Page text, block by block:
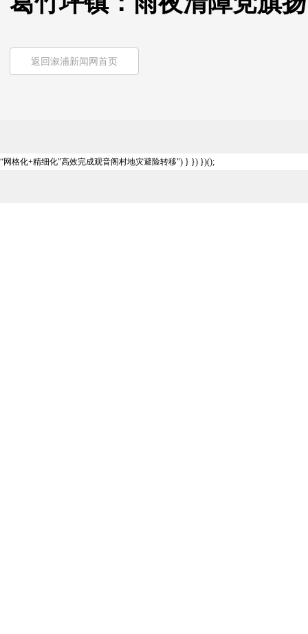
返回溆浦新闻网首页
“网格化+精细化”高效完成观音阁村地灾避险转移") } }) })();